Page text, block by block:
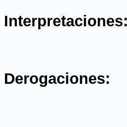
Interpretaciones:
Derogaciones: